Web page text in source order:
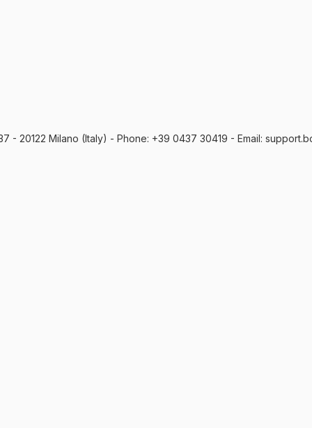
- 20122 Milano (Italy) - Phone: +39 0437 30419 - Email: